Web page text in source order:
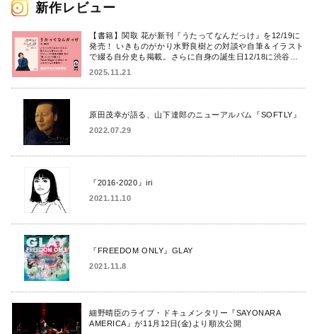
新作レビュー
【書籍】関取 花が新刊『うたってなんだっけ』を12/19に
発売！ いきものがかり水野良樹との対談や自筆＆イラスト
で綴る自分史も掲載。さらに自身の誕生日12/18に渋谷で
出版記念イベントを開催！
2025.11.21
原田茂幸が語る、山下達郎のニューアルバム『SOFTLY』
2022.07.29
『2016-2020』iri
2021.11.10
『FREEDOM ONLY』GLAY
2021.11.8
細野晴臣のライブ・ドキュメンタリー『SAYONARA
AMERICA』が11月12日(金)より順次公開